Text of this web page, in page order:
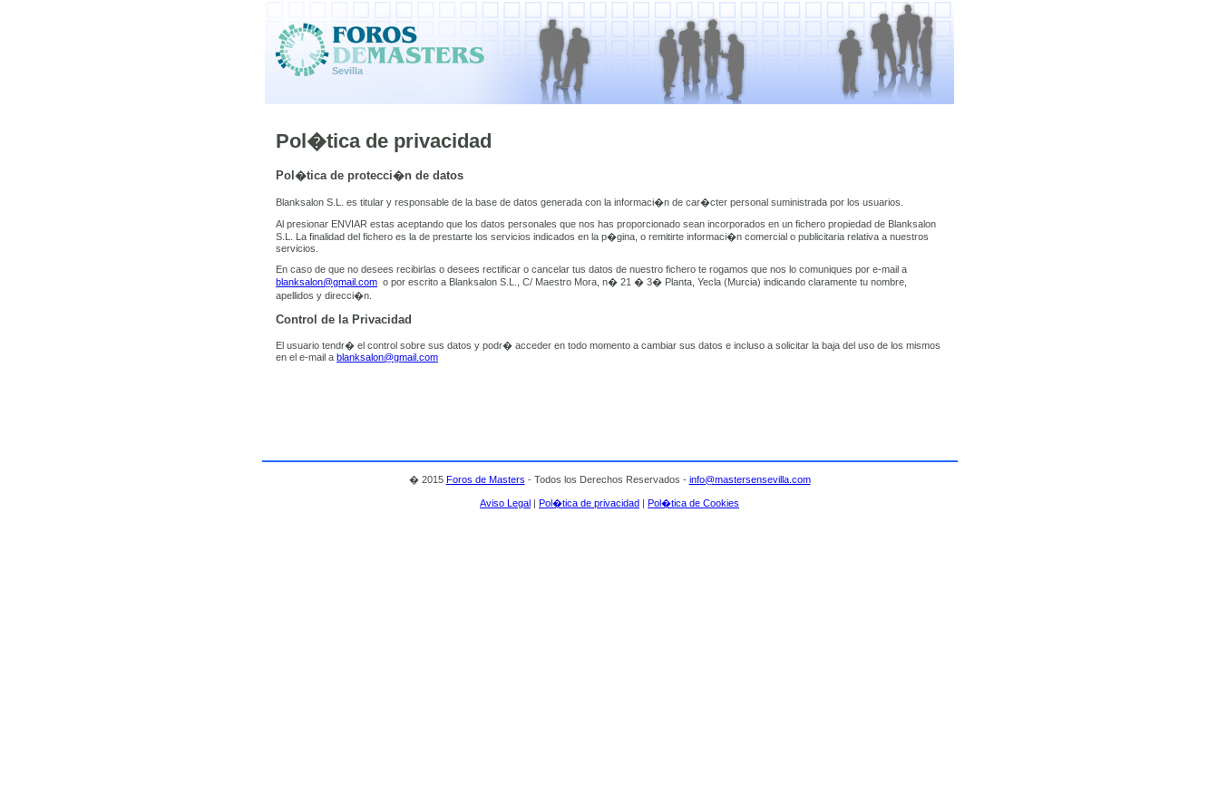
Sevilla
Pol�tica de privacidad
Pol�tica de protecci�n de datos
Blanksalon S.L. es titular y responsable de la base de datos generada con la informaci�n de car�cter personal suministrada por los usuarios.
Al presionar ENVIAR estas aceptando que los datos personales que nos has proporcionado sean incorporados en un fichero propiedad de Blanksalon
S.L. La finalidad del fichero es la de prestarte los servicios indicados en la p�gina, o remitirte informaci�n comercial o publicitaria relativa a nuestros
servicios.
En caso de que no desees recibirlas o desees rectificar o cancelar tus datos de nuestro fichero te rogamos que nos lo comuniques por e-mail a
blanksalon@gmail.com o por escrito a Blanksalon S.L., C/ Maestro Mora, n� 21 � 3� Planta, Yecla (Murcia) indicando claramente tu nombre,
apellidos y direcci�n.
Control de la Privacidad
El usuario tendr� el control sobre sus datos y podr� acceder en todo momento a cambiar sus datos e incluso a solicitar la baja del uso de los mismos
en el e-mail a blanksalon@gmail.com
� 2015 Foros de Masters - Todos los Derechos Reservados - info@mastersensevilla.com
Aviso Legal | Pol�tica de privacidad | Pol�tica de Cookies